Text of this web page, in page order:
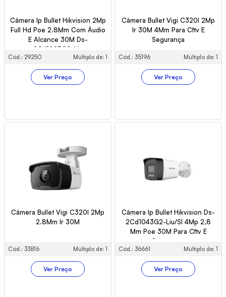
Câmera Ip Bullet Hikvision 2Mp
Full Hd Poe 2.8Mm Com Áudio
E Alcance 30M Ds-
2Cd1023G2-Liu
Cód.: 29250 Múltiplo de: 1
Ver Preço
Câmera Bullet Vigi C320I 2Mp
Ir 30M 4Mm Para Cftv E
Segurança
Cód.: 35196 Múltiplo de: 1
Ver Preço
Câmera Bullet Vigi C320I 2Mp
2.8Mm Ir 30M
Cód.: 33816 Múltiplo de: 1
Ver Preço
Câmera Ip Bullet Hikvision Ds-
2Cd1043G2-Liu/Sl 4Mp 2,8
Mm Poe 30M Para Cftv E
Segurança
Cód.: 36661 Múltiplo de: 1
Ver Preço